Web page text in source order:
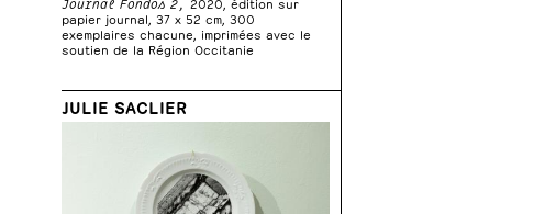
papier journal, 37 x 52 cm, 300
exemplaires chacune, imprimées avec le
soutien de la Région Occitanie
JULIE SACLIER